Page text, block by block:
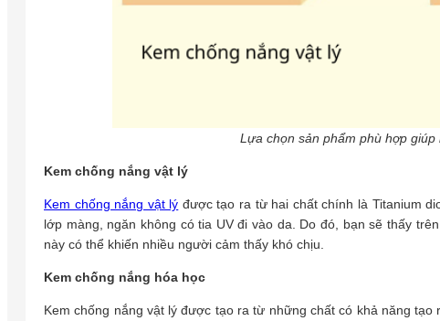
Lựa chọn sản phẩm phù hợp
Kem chống nắng vật lý
Kem chống nắng vật lý được tạo ra từ hai chất chính là Titanium
lớp màng, ngăn không có tia UV đi vào da. Do đó, bạn sẽ thấy
này có thể khiến nhiều người cảm thấy khó chịu.
Kem chống nắng hóa học
Kem chống nắng vật lý được tạo ra từ những chất có khả năng